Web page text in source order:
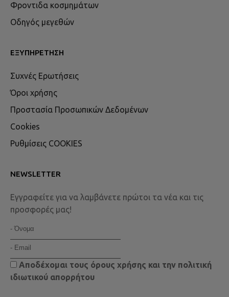
Φροντιδα κοσμημάτων
Οδηγός μεγεθών
ΕΞΥΠΗΡΈΤΗΣΗ
Συχνές Ερωτήσεις
Όροι χρήσης
Προστασία Προσωπικών Δεδομένων
Cookies
Ρυθμίσεις COOKIES
NEWSLETTER
Εγγραφείτε για να λαμβάνετε πρώτοι τα νέα και τις
προσφορές μας!
Αποδέχομαι τους όρους χρήσης και την πολιτική
ιδιωτικού απορρήτου